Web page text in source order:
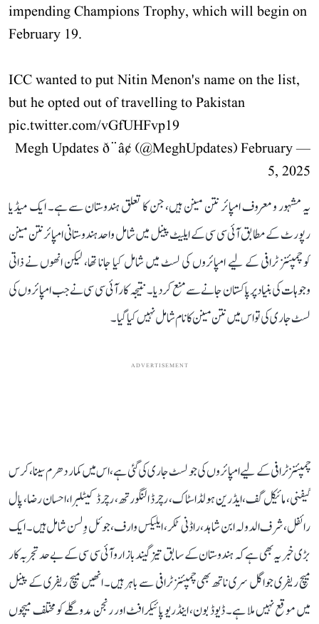
impending Champions Trophy, which will begin on
February 19.
ICC wanted to put Nitin Menon's name on the list,
but he opted out of travelling to Pakistan
pic.twitter.com/vGfUHFvp19
— Megh Updates ð¨â¢ (@MeghUpdates)
February
5, 2025
یہ مشہور و معروف امپائر نتن مینن ہیں، جن کا تعلق ہندوستان سے ہے۔ ایک میڈیا
رپورٹ کے مطابق آئی سی سی کے ایلیٹ پینل میں شامل واحد ہندوستانی امپائر نتن مینن
کو چمپئنز ٹرافی کے لیے امپائروں کی لسٹ میں شامل کیا جانا تھا، لیکن انھوں نے ذاتی
وجوہات کی بنیاد پر پاکستان جانے سے منع کر دیا۔ نتیجہ کار آئی سی سی نے جب امپائروں کی
لسٹ جاری کی تو اس میں نتن مینن کا نام شامل نہیں کیا گیا۔
ADVERTISEMENT
چمپئنز ٹرافی کے لیے امپائروں کی جو لسٹ جاری کی گئی ہے، اس میں کمار دھرم سینا، کرس
گیفنی، مائیکل گف، ایڈرین ہولڈاسٹاک، رچرڈ النگورتھ، رچرڈ کیٹلبرا، احسان رضا، پال
رائفل، شرف الدولہ ابن شاہد، راڈنی ٹکر، ایلیکس وارف، جوئل وِلسن شامل ہیں۔ ایک
بڑی خبر یہ بھی ہے کہ ہندوستان کے سابق تیز گیندباز ارو آئی سی سی کے بے حد تجربہ کار
میچ ریفری جواگل سری ناتھ بھی چمپئنز ٹرافی سے باہر ہیں۔ انھیں میچ ریفری کے پینل
میں موقع نہیں ملا ہے۔ ڈیوڈ بون، اینڈریو پائیکرافٹ اور رنجن مدوگلے کو مختلف میچوں